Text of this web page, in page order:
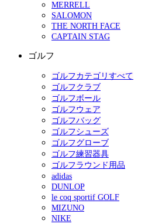
MERRELL
SALOMON
THE NORTH FACE
CAPTAIN STAG
ゴルフ
ゴルフカテゴリすべて
ゴルフクラブ
ゴルフボール
ゴルフウェア
ゴルフバッグ
ゴルフシューズ
ゴルフグローブ
ゴルフ練習器具
ゴルフラウンド用品
adidas
DUNLOP
le coq sportif GOLF
MIZUNO
NIKE